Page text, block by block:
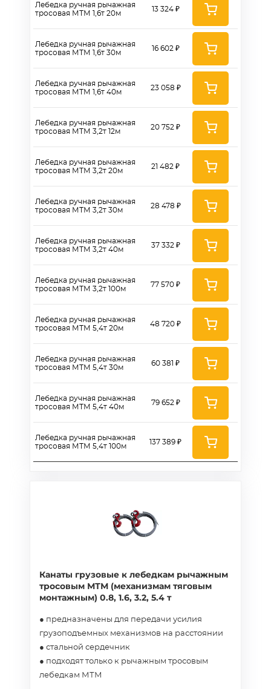
Лебедка ручная рычажная
тросовая МТМ 1,6т 20м
Лебедка ручная рычажная
тросовая МТМ 1,6т 30м
Лебедка ручная рычажная
тросовая МТМ 1,6т 40м
Лебедка ручная рычажная
тросовая МТМ 3,2т 12м
Лебедка ручная рычажная
тросовая МТМ 3,2т 20м
Лебедка ручная рычажная
тросовая МТМ 3,2т 30м
Лебедка ручная рычажная
тросовая МТМ 3,2т 40м
Лебедка ручная рычажная
тросовая МТМ 3,2т 100м
Лебедка ручная рычажная
тросовая МТМ 5,4т 20м
Лебедка ручная рычажная
тросовая МТМ 5,4т 30м
Лебедка ручная рычажная
тросовая МТМ 5,4т 40м
Лебедка ручная рычажная
тросовая МТМ 5,4т 100м
13 324 ₽
16 602 ₽
23 058 ₽
20 752 ₽
21 482 ₽
28 478 ₽
37 332 ₽
77 570 ₽
48 720 ₽
60 381 ₽
79 652 ₽
137 389 ₽
Канаты грузовые к лебедкам рычажным
тросовым МТМ (механизмам тяговым
монтажным) 0.8, 1.6, 3.2, 5.4 т
● предназначены для передачи усилия
грузоподъемных механизмов на расстоянии
● стальной сердечник
● подходят только к рычажным тросовым
лебедкам МТМ